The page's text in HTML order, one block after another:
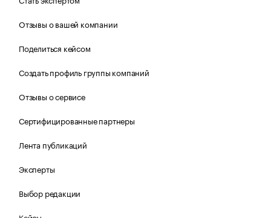
Отзывы о вашей компании
Поделиться кейсом
Создать профиль группы компаний
Отзывы о сервисе
Сертифицированные партнеры
Лента публикаций
Эксперты
Выбор редакции